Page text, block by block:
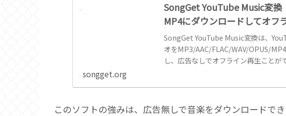
SongGet YouTube Music変
MP4にダウンロードしてオフ
SongGet YouTube Music変換は、
オをMP3/AAC/FLAC/WAV/OPUS/
し、広告なしでオフライン再生ことが
songget.org
このソフトの強みは、広告無しで音楽をダウンロードで